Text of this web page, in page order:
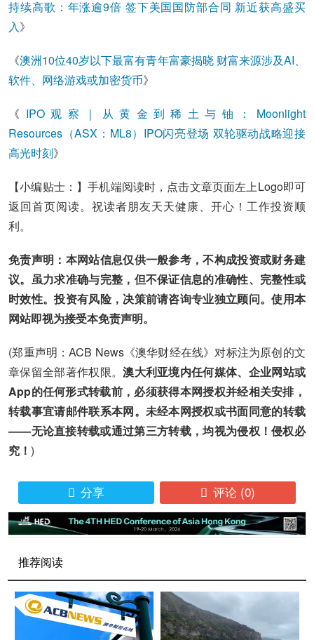
持续高歌：年涨逾9倍 签下美国国防部合同 新近获高盛买
入》
《澳洲10位40岁以下最富有青年富豪揭晓 财富来源涉及AI、
软件、网络游戏或加密货币》
《 IPO观察｜从黄金到稀土与铀：Moonlight
Resources（ASX：ML8）IPO闪亮登场 双轮驱动战略迎接
高光时刻》
【小编贴士：】手机端阅读时，点击文章页面左上Logo即可
返回首页阅读。祝读者朋友天天健康、开心！工作投资顺
利。
免责声明：本网站信息仅供一般参考，不构成投资或财务建
议。虽力求准确与完整，但不保证信息的准确性、完整性或
时效性。投资有风险，决策前请咨询专业独立顾问。使用本
网站即视为接受本免责声明。
(郑重声明：ACB News《澳华财经在线》对标注为原创的文
章保留全部著作权限。澳大利亚境内任何媒体、企业网站或
App的任何形式转载前，必须获得本网授权并经相关安排，
转载事宜请邮件联系本网。未经本网授权或书面同意的转载
——无论直接转载或通过第三方转载，均视为侵权！侵权必
究！)
 分享  评论 (0)
推荐阅读